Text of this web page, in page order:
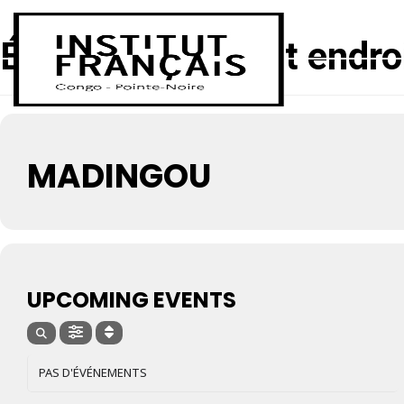
Événements à cet
MADINGOU
UPCOMING EVENTS
PAS D'ÉVÉNEMENTS